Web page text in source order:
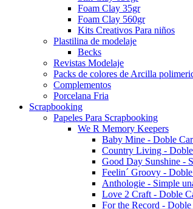
Foam Clay 35gr
Foam Clay 560gr
Kits Creativos Para niños
Plastilina de modelaje
Becks
Revistas Modelaje
Packs de colores de Arcilla
Complementos
Porcelana Fria
Scrapbooking
Papeles Para Scrapbooking
We R Memory Keepers
Baby Mine - Doble
Country Living -
Good Day Sunshine -
Feelin´ Groovy -
Anthologie - Simple
Love 2 Craft - Doble
For the Record - Doble